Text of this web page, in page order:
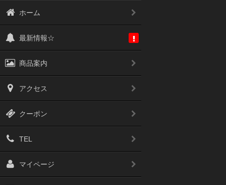
ホーム
最新情報☆
商品案内
アクセス
クーポン
TEL
マイページ